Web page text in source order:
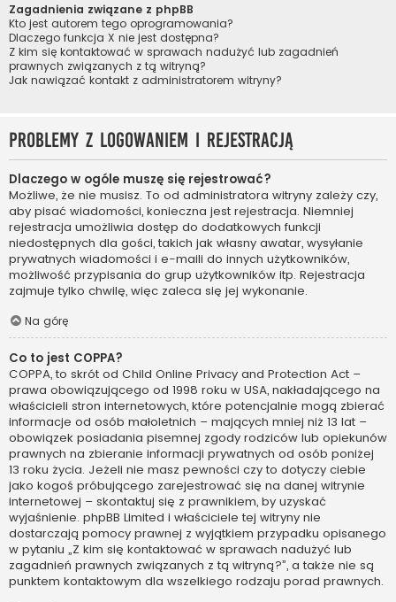
Zagadnienia związane z phpBB
Kto jest autorem tego oprogramowania?
Dlaczego funkcja X nie jest dostępna?
Z kim się kontaktować w sprawach nadużyć lub zagadnień
prawnych związanych z tą witryną?
Jak nawiązać kontakt z administratorem witryny?
Problemy z logowaniem i rejestracją
Dlaczego w ogóle muszę się rejestrować?
Możliwe, że nie musisz. To od administratora witryny zależy czy,
aby pisać wiadomości, konieczna jest rejestracja. Niemniej
rejestracja umożliwia dostęp do dodatkowych funkcji
niedostępnych dla gości, takich jak własny awatar, wysyłanie
prywatnych wiadomości i e-maili do innych użytkowników,
możliwość przypisania do grup użytkowników itp. Rejestracja
zajmuje tylko chwilę, więc zaleca się jej wykonanie.
Na górę
Co to jest COPPA?
COPPA, to skrót od Child Online Privacy and Protection Act –
prawa obowiązującego od 1998 roku w USA, nakładającego na
właścicieli stron internetowych, które potencjalnie mogą zbierać
informacje od osób małoletnich – mających mniej niż 13 lat –
obowiązek posiadania pisemnej zgody rodziców lub opiekunów
prawnych na zbieranie informacji prywatnych od osób poniżej
13 roku życia. Jeżeli nie masz pewności czy to dotyczy ciebie
jako kogoś próbującego zarejestrować się na danej witrynie
internetowej – skontaktuj się z prawnikiem, by uzyskać
wyjaśnienie. phpBB Limited i właściciele tej witryny nie
dostarczają pomocy prawnej z wyjątkiem przypadku opisanego
w pytaniu „Z kim się kontaktować w sprawach nadużyć lub
zagadnień prawnych związanych z tą witryną?”, a także nie są
punktem kontaktowym dla wszelkiego rodzaju porad prawnych.